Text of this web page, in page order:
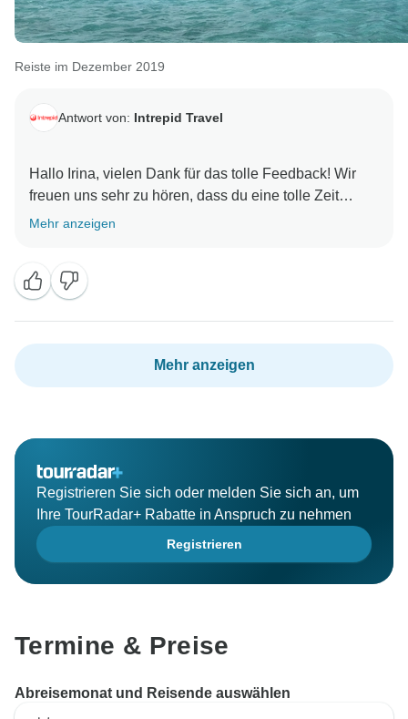
Reiste im Dezember 2019
Antwort von: Intrepid Travel
Hallo Irina, vielen Dank für das tolle Feedback! Wir
freuen uns sehr zu hören, dass du eine tolle Zeit
hattest und dass Katty fantastisch war. Wir sind
Nochmals vielen Dank und hoffen, Sie bald wieder zu
sehen,
Mehr anzeigen
Mehr anzeigen
Registrieren Sie sich oder melden Sie sich an, um
Ihre TourRadar+ Rabatte in Anspruch zu nehmen
Registrieren
Termine & Preise
Abreisemonat und Reisende auswählen